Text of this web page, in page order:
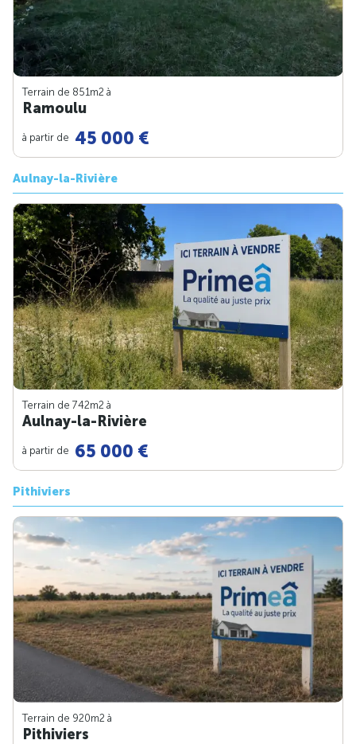
Terrain de 851m2 à
Ramoulu
à partir de 45 000 €
Aulnay-la-Rivière
Terrain de 742m2 à
Aulnay-la-Rivière
à partir de 65 000 €
Pithiviers
Terrain de 920m2 à
Pithiviers